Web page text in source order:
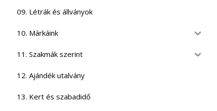
09. Létrák és állványok
10. Márkáink
11. Szakmák szerint
12. Ajándék utalvány
13. Kert és szabadidő